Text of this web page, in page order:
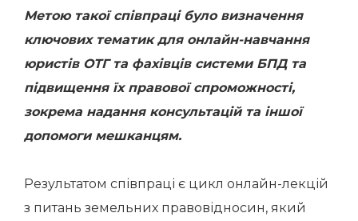
Метою такої співпраці було визначення
ключових тематик для онлайн-навчання
юристів ОТГ та фахівців системи БПД та
підвищення їх правової спроможності,
зокрема надання консультацій та іншої
допомоги мешканцям.
Результатом співпраці є цикл онлайн-лекцій
з питань земельних правовідносин, який